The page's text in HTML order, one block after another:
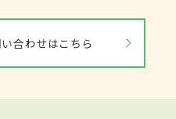
合わせはこちら